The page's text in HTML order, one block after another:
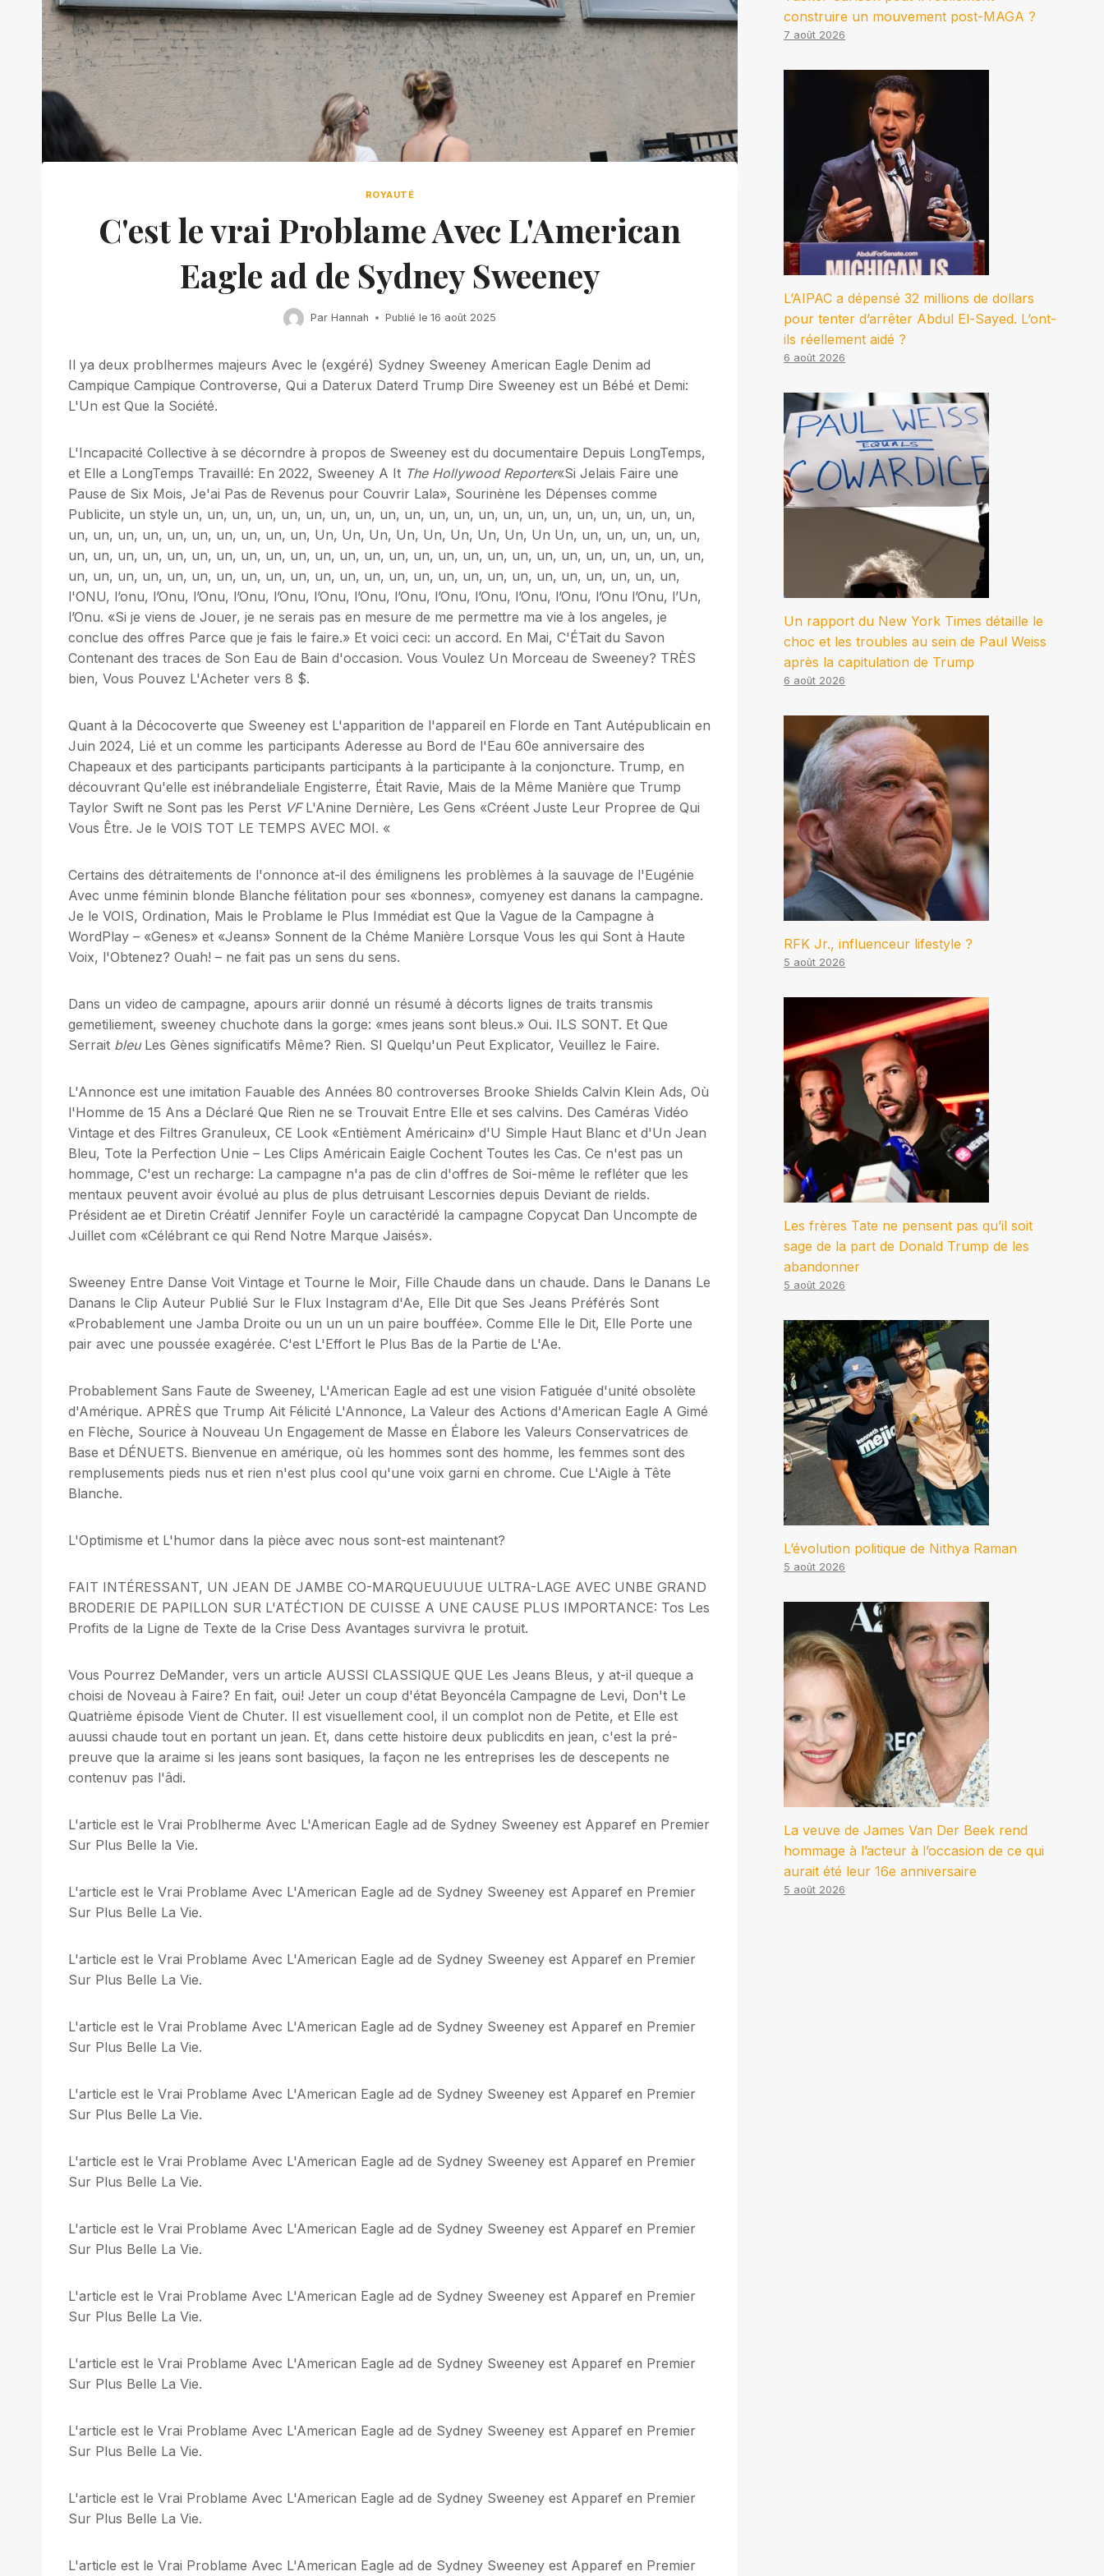
ROYAUTÉ
C'est le vrai Problame Avec L'American
Eagle ad de Sydney Sweeney
Par Hannah Publié le 16 août 2025
Il ya deux problhermes majeurs Avec le (exgéré) Sydney Sweeney American Eagle Denim ad
Campique Campique Controverse, Qui a Daterux Daterd Trump Dire Sweeney est un Bébé et Demi:
L'Un est Que la Société.
L'Incapacité Collective à se décorndre à propos de Sweeney est du documentaire Depuis LongTemps,
et Elle a LongTemps Travaillé: En 2022, Sweeney A It The Hollywood Reporter«Si Jelais Faire une
Pause de Six Mois, Je'ai Pas de Revenus pour Couvrir Lala», Sourinène les Dépenses comme
Publicite, un style un, un, un, un, un, un, un, un, un, un, un, un, un, un, un, un, un, un, un, un, un,
un, un, un, un, un, un, un, un, un, un, Un, Un, Un, Un, Un, Un, Un, Un, Un Un, un, un, un, un, un,
un, un, un, un, un, un, un, un, un, un, un, un, un, un, un, un, un, un, un, un, un, un, un, un, un, un,
un, un, un, un, un, un, un, un, un, un, un, un, un, un, un, un, un, un, un, un, un, un, un, un, un,
l'ONU, l’onu, l’Onu, l’Onu, l’Onu, l’Onu, l’Onu, l’Onu, l’Onu, l’Onu, l’Onu, l’Onu, l’Onu, l’Onu l’Onu, l’Un,
l’Onu. «Si je viens de Jouer, je ne serais pas en mesure de me permettre ma vie à los angeles, je
conclue des offres Parce que je fais le faire.» Et voici ceci: un accord. En Mai, C'ÉTait du Savon
Contenant des traces de Son Eau de Bain d'occasion. Vous Voulez Un Morceau de Sweeney? TRÈS
bien, Vous Pouvez L'Acheter vers 8 $.
Quant à la Décocoverte que Sweeney est L'apparition de l'appareil en Florde en Tant Autépublicain en
Juin 2024, Lié et un comme les participants Aderesse au Bord de l'Eau 60e anniversaire des
Chapeaux et des participants participants participants à la participante à la conjoncture. Trump, en
découvrant Qu'elle est inébrandeliale Engisterre, Était Ravie, Mais de la Même Manière que Trump
Taylor Swift ne Sont pas les Perst VFL'Anine Dernière, Les Gens «Créent Juste Leur Propree de Qui
Vous Être. Je le VOIS TOT LE TEMPS AVEC MOI. «
Certains des détraitements de l'onnonce at-il des émilignens les problèmes à la sauvage de l'Eugénie
Avec unme féminin blonde Blanche félitation pour ses «bonnes», comyeney est danans la campagne.
Je le VOIS, Ordination, Mais le Problame le Plus Immédiat est Que la Vague de la Campagne à
WordPlay – «Genes» et «Jeans» Sonnent de la Chéme Manière Lorsque Vous les qui Sont à Haute
Voix, l'Obtenez? Ouah! – ne fait pas un sens du sens.
Dans un video de campagne, apours ariir donné un résumé à décorts lignes de traits transmis
gemetiliement, sweeney chuchote dans la gorge: «mes jeans sont bleus.» Oui. ILS SONT. Et Que
Serrait bleuLes Gènes significatifs Même? Rien. SI Quelqu'un Peut Explicator, Veuillez le Faire.
L'Annonce est une imitation Fauable des Années 80 controverses Brooke Shields Calvin Klein Ads, Où
l'Homme de 15 Ans a Déclaré Que Rien ne se Trouvait Entre Elle et ses calvins. Des Caméras Vidéo
Vintage et des Filtres Granuleux, CE Look «Entièment Américain» d'U Simple Haut Blanc et d'Un Jean
Bleu, Tote la Perfection Unie – Les Clips Américain Eaigle Cochent Toutes les Cas. Ce n'est pas un
hommage, C'est un recharge: La campagne n'a pas de clin d'offres de Soi-même le refléter que les
mentaux peuvent avoir évolué au plus de plus detruisant Lescornies depuis Deviant de rields.
Président ae et Diretin Créatif Jennifer Foyle un caractéridé la campagne Copycat Dan Uncompte de
Juillet com «Célébrant ce qui Rend Notre Marque Jaisés».
Sweeney Entre Danse Voit Vintage et Tourne le Moir, Fille Chaude dans un chaude. Dans le Danans Le
Danans le Clip Auteur Publié Sur le Flux Instagram d'Ae, Elle Dit que Ses Jeans Préférés Sont
«Probablement une Jamba Droite ou un un un un paire bouffée». Comme Elle le Dit, Elle Porte une
pair avec une poussée exagérée. C'est L'Effort le Plus Bas de la Partie de L'Ae.
Probablement Sans Faute de Sweeney, L'American Eagle ad est une vision Fatiguée d'unité obsolète
d'Amérique. APRÈS que Trump Ait Félicité L'Annonce, La Valeur des Actions d'American Eagle A Gimé
en Flèche, Sourice à Nouveau Un Engagement de Masse en Élabore les Valeurs Conservatrices de
Base et DÉNUETS. Bienvenue en amérique, où les hommes sont des homme, les femmes sont des
remplusements pieds nus et rien n'est plus cool qu'une voix garni en chrome. Cue L'Aigle à Tête
Blanche.
L'Optimisme et L'humor dans la pièce avec nous sont-est maintenant?
FAIT INTÉRESSANT, UN JEAN DE JAMBE CO-MARQUEUUUUE ULTRA-LAGE AVEC UNBE GRAND
BRODERIE DE PAPILLON SUR L'ATÉCTION DE CUISSE A UNE CAUSE PLUS IMPORTANCE: Tos Les
Profits de la Ligne de Texte de la Crise Dess Avantages survivra le protuit.
Vous Pourrez DeMander, vers un article AUSSI CLASSIQUE QUE Les Jeans Bleus, y at-il queque a
choisi de Noveau à Faire? En fait, oui! Jeter un coup d'état Beyoncéla Campagne de Levi, Don't Le
Quatrième épisode Vient de Chuter. Il est visuellement cool, il un complot non de Petite, et Elle est
auussi chaude tout en portant un jean. Et, dans cette histoire deux publicdits en jean, c'est la pré-
preuve que la araime si les jeans sont basiques, la façon ne les entreprises les de descepents ne
contenuv pas l'âdi.
L'article est le Vrai Problherme Avec L'American Eagle ad de Sydney Sweeney est Apparef en Premier
Sur Plus Belle la Vie.
L'article est le Vrai Problame Avec L'American Eagle ad de Sydney Sweeney est Apparef en Premier
Sur Plus Belle La Vie.
L'article est le Vrai Problame Avec L'American Eagle ad de Sydney Sweeney est Apparef en Premier
Sur Plus Belle La Vie.
L'article est le Vrai Problame Avec L'American Eagle ad de Sydney Sweeney est Apparef en Premier
Sur Plus Belle La Vie.
L'article est le Vrai Problame Avec L'American Eagle ad de Sydney Sweeney est Apparef en Premier
Sur Plus Belle La Vie.
L'article est le Vrai Problame Avec L'American Eagle ad de Sydney Sweeney est Apparef en Premier
Sur Plus Belle La Vie.
L'article est le Vrai Problame Avec L'American Eagle ad de Sydney Sweeney est Apparef en Premier
Sur Plus Belle La Vie.
L'article est le Vrai Problame Avec L'American Eagle ad de Sydney Sweeney est Apparef en Premier
Sur Plus Belle La Vie.
L'article est le Vrai Problame Avec L'American Eagle ad de Sydney Sweeney est Apparef en Premier
Sur Plus Belle La Vie.
L'article est le Vrai Problame Avec L'American Eagle ad de Sydney Sweeney est Apparef en Premier
Sur Plus Belle La Vie.
L'article est le Vrai Problame Avec L'American Eagle ad de Sydney Sweeney est Apparef en Premier
Sur Plus Belle La Vie.
L'article est le Vrai Problame Avec L'American Eagle ad de Sydney Sweeney est Apparef en Premier
construire un mouvement post-MAGA ?
7 août 2026
L’AIPAC a dépensé 32 millions de dollars
pour tenter d’arrêter Abdul El-Sayed. L’ont-
ils réellement aidé ?
6 août 2026
Un rapport du New York Times détaille le
choc et les troubles au sein de Paul Weiss
après la capitulation de Trump
6 août 2026
RFK Jr., influenceur lifestyle ?
5 août 2026
Les frères Tate ne pensent pas qu’il soit
sage de la part de Donald Trump de les
abandonner
5 août 2026
L’évolution politique de Nithya Raman
5 août 2026
La veuve de James Van Der Beek rend
hommage à l’acteur à l’occasion de ce qui
aurait été leur 16e anniversaire
5 août 2026